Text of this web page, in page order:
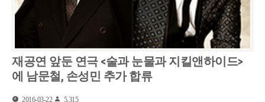
재공연 앞둔 연극 <술과 눈물과 지킬앤하이드>
에 남문철, 손성민 추가 합류
2016-03-22 5,315